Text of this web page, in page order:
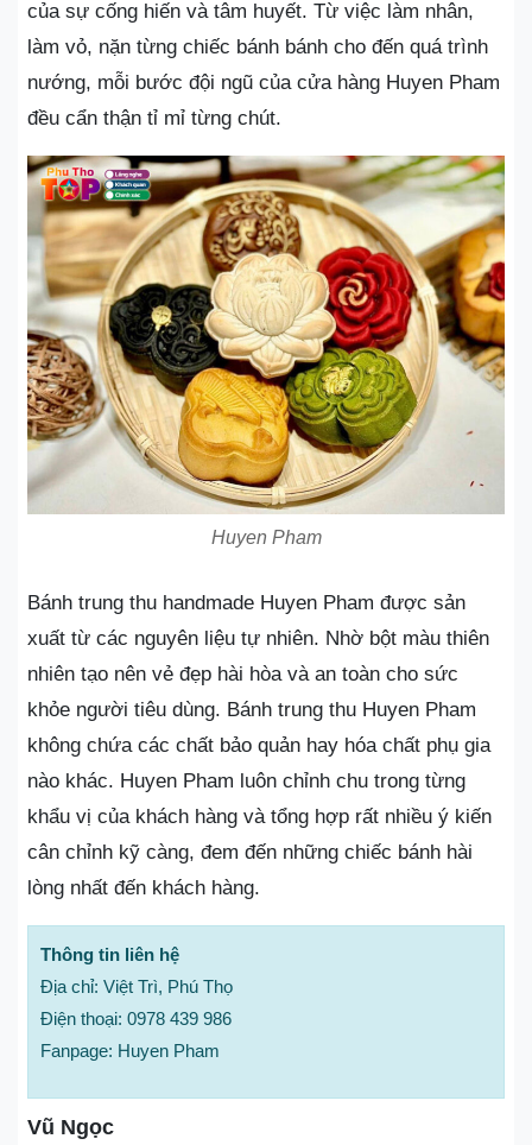
của sự cống hiến và tâm huyết. Từ việc làm nhân,
làm vỏ, nặn từng chiếc bánh bánh cho đến quá trình
nướng, mỗi bước đội ngũ của cửa hàng Huyen Pham
đều cẩn thận tỉ mỉ từng chút.
Huyen Pham
Bánh trung thu handmade Huyen Pham được sản
xuất từ các nguyên liệu tự nhiên. Nhờ bột màu thiên
nhiên tạo nên vẻ đẹp hài hòa và an toàn cho sức
khỏe người tiêu dùng. Bánh trung thu Huyen Pham
không chứa các chất bảo quản hay hóa chất phụ gia
nào khác. Huyen Pham luôn chỉnh chu trong từng
khẩu vị của khách hàng và tổng hợp rất nhiều ý kiến
cân chỉnh kỹ càng, đem đến những chiếc bánh hài
lòng nhất đến khách hàng.
Thông tin liên hệ
Địa chỉ: Việt Trì, Phú Thọ
Điện thoại: 0978 439 986
Fanpage: Huyen Pham
Vũ Ngọc